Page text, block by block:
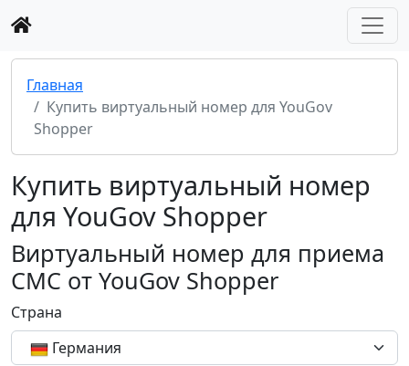
Главная
Купить виртуальный номер для YouGov
Shopper
Купить виртуальный номер
для YouGov Shopper
Виртуальный номер для приема
СМС от YouGov Shopper
Страна
Германия